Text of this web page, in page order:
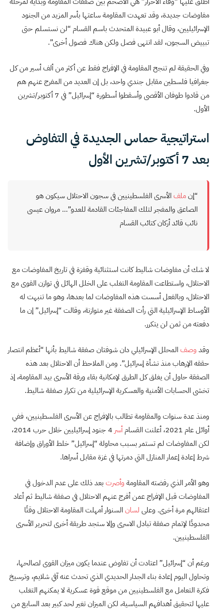
مفاوضات جديدة، وقد تعهدت المقاومة ساعتها بأسر المزيد من الجنود
الإسرائيليين، وقال أبو عبيدة المتحدث باسم القسام “لن نستسلم حتى
تبييض السجون، لقد انتهى فصل ولكن هناك فصول أخرى”.
وفي الحقيقة لم تنجح المقاومة في الإفراج فقط عن أكثر من ألف أسير من كل
جغرافيا فلسطين مقابل جندي واحد، بل إن العديد من المفرج عنهم هم
من قادوا طوفان الأقصى وأسقطوا أسطورة “إسرائيل” في 7 أكتوبر/تشرين
الأول.
استراتيجية حماس الجديدة في التفاوض
بعد 7 أكتوبر/تشرين الأول
“إنملفالأسرى الفلسطينيين في سجون الاحتلال سيكون هو
الصاعق والمفجر لتلك المفاجئات القادمة للعدو”… مروان عيسى
نائب قائد أركان كتائب القسام
لا شك أن مفاوضات شاليط كانت استثنائية وقفزة في تاريخ المفاوضات مع
الاحتلال، واستطاعت المقاومة التغلب على الخلل الهائل في توازن القوى مع
الاحتلال، وبالفعل أسست هذه المفاوضات لما بعدها، وهو ما تنبهت له
الأوساط الإسرائيلية التي رأت الصفقة غير متوازنة، وقالت “إسرائيل” إن ما
دفعته من ثمن لن يتكرر.
وقد وصفالمحلل الإسرائيلي دان شوفتان صفقة شاليط بأنها “أعظم انتصار
حققه الإرهاب منذ نشأة إسرائيل”. ومن الملاحظ أن الاحتلال بعد هذه
الصفقة حاول أن يغلق كل الطرق لإمكانية بقاء ورقة الأسرى بيد المقاومة، إذ
تخشى الحسابات الأمنية والعسكرية الإسرائيلية من تكرار صفقة شاليط.
ومنذ عدة سنوات والمقاومة تطالب بالإفراج عن الأسرى الفلسطينيين، ففي
أوائل عام 2021، أعلنت القسام
أسر
4 جنود إسرائيليين خلال حرب 2014،
لكن المفاوضات لم تستمر بسبب محاولة “إسرائيل” خلط الأوراق وإضافة
شرط إعادة إعمار المنازل التي دمرتها في غزة مقابل أسراها.
وهو الأمر الذي رفضته المقاومة وأصرت بعد ذلك على عدم الدخول في
المفاوضات قبل الإفراج عمن أفرج عنهم الاحتلال في صفقة شاليط ثم أعاد
اعتقالهم مرة أخرى. وعلى لسانالسنوار أمهلت المقاومة الاحتلال وقتًا
محدودًا لإتمام صفقة تبادل الاسرى وإلا ستجد طريقة أخرى لتحرير الأسرى
الفلسطينيين.
ورغم أن “إسرائيل” اعتادت أن تفاوض عندما يكون ميزان القوى لصالحها،
وتحاول اليوم إعادة بناء الجدار الحديدي الذي تحدث عنه آفي شلايم، وترسيخ
فكرة التعامل مع الفلسطينيين من موقع قوة عسكرية لا يمكنهم التغلب
عليها لتحقيق أهدافهم السياسية، لكن الميزان تغير لحد كبير بعد السابع من